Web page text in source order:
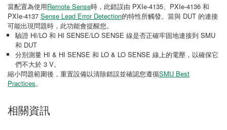
當配置為使用Remote Sense時，此錯誤由 PXIe-4135、PXIe-4136 和
PXIe-4137 Sense Lead Error Detection的特性所觸發。當與 DUT 的連接
可能出現問題時，此功能會提醒您。
驗證 HI/LO 和 HI SENSE/LO SENSE 線是否正確牢固地連接到 SMU
和 DUT
分別測量 HI & HI SENSE 和 LO & LO SENSE 線上的電壓，以確保它
們不大於 3 V。
縮小問題範圍後，重置設備以清除錯誤並確認您遵循SMU Best
Practices。
相關資訊